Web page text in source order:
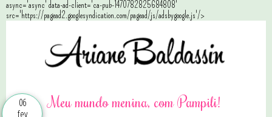
async='async' data-ad-client='ca-pub-1470782825684808'
src='https://pagead2.googlesyndication.com/pagead/js/adsbygoogle.js'/>
06
fev
Meu mundo menina, com Pampili!